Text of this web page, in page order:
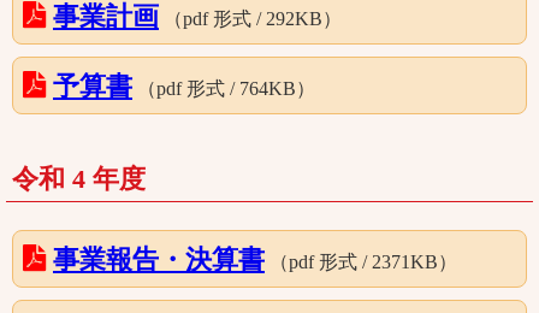
事業計画 （pdf 形式 / 292KB）
予算書 （pdf 形式 / 764KB）
令和 4 年度
事業報告・決算書 （pdf 形式 / 2371KB）